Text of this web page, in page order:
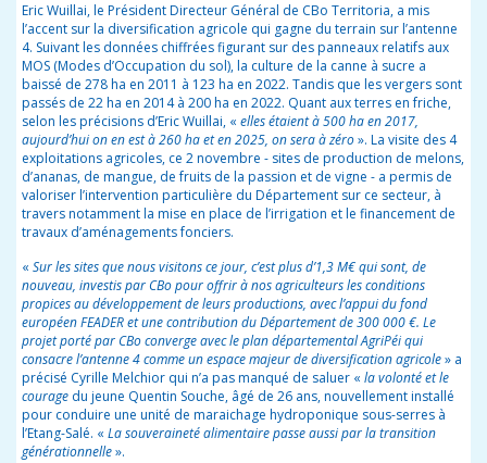
Eric Wuillai, le Président Directeur Général de CBo Territoria, a mis
l’accent sur la diversification agricole qui gagne du terrain sur l’antenne
4. Suivant les données chiffrées figurant sur des panneaux relatifs aux
MOS (Modes d’Occupation du sol), la culture de la canne à sucre a
baissé de 278 ha en 2011 à 123 ha en 2022. Tandis que les vergers sont
passés de 22 ha en 2014 à 200 ha en 2022. Quant aux terres en friche,
selon les précisions d’Eric Wuillai, « elles étaient à 500 ha en 2017,
aujourd’hui on en est à 260 ha et en 2025, on sera à zéro». La visite des 4
exploitations agricoles, ce 2 novembre - sites de production de melons,
d’ananas, de mangue, de fruits de la passion et de vigne - a permis de
valoriser l’intervention particulière du Département sur ce secteur, à
travers notamment la mise en place de l’irrigation et le financement de
travaux d’aménagements fonciers.
« Sur les sites que nous visitons ce jour, c’est plus d’1,3 M€ qui sont, de
nouveau, investis par CBo pour offrir à nos agriculteurs les conditions
propices au développement de leurs productions, avec l’appui du fond
européen FEADER et une contribution du Département de 300 000 €. Le
projet porté par CBo converge avec le plan départemental AgriPéi qui
consacre l’antenne 4 comme un espace majeur de diversification agricole» a
précisé Cyrille Melchior qui n’a pas manqué de saluer « la volonté et le
courage du jeune Quentin Souche, âgé de 26 ans, nouvellement installé
pour conduire une unité de maraichage hydroponique sous-serres à
l’Etang-Salé. « La souveraineté alimentaire passe aussi par la transition
générationnelle».